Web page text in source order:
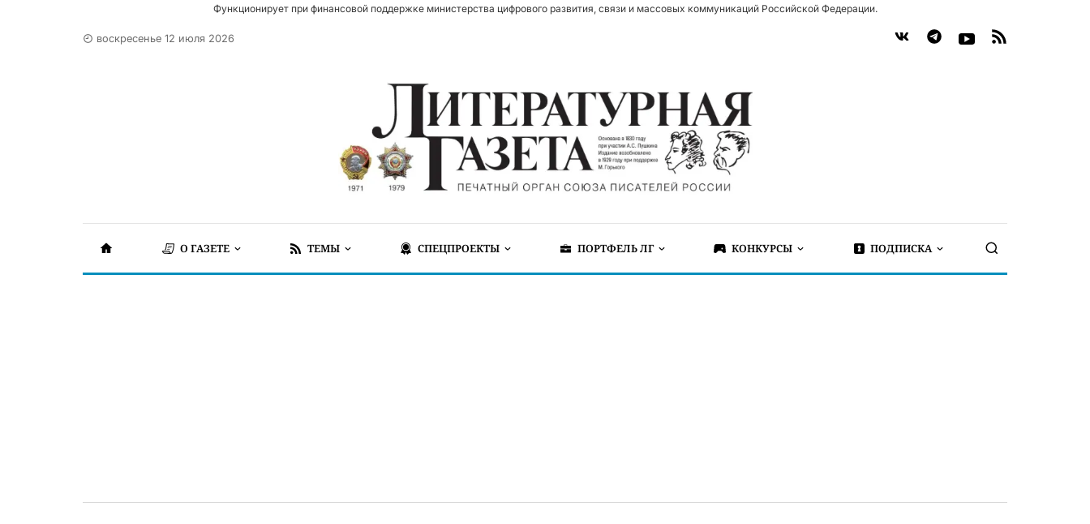
Функционирует при финансовой поддержке министерства цифрового развития, связи и массовых коммуникаций Российской Федерации.
воскресенье 12 июля 2026
О ГАЗЕТЕ ТЕМЫ СПЕЦПРОЕКТЫ ПОРТФЕЛЬ ЛГ КОНКУРСЫ ПОДПИСКА